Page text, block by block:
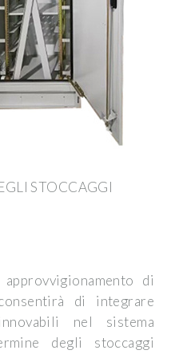
STOCCAGGI
di
di integrare
nel sistema
degli stoccaggi